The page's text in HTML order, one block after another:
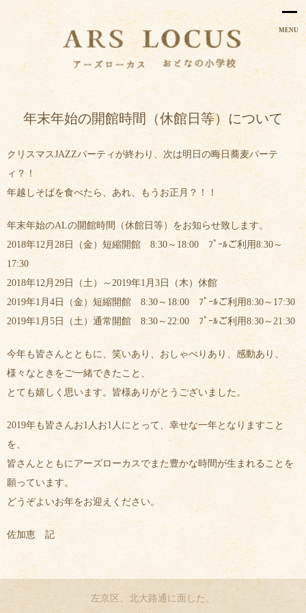
MENU
年末年始の開館時間（休館日等）について
クリスマスJAZZパーティが終わり、次は明日の晦日蕎麦パーテ
ィ？！
年越しそばを食べたら、あれ、もうお正月？！！
年末年始のALの開館時間（休館日等）をお知らせ致します。
2018年12月28日（金）短縮開館 8:30～18:00 ﾌﾟｰﾙご利用8:30～
17:30
2018年12月29日（土）～2019年1月3日（木）休館
2019年1月4日（金）短縮開館 8:30～18:00 ﾌﾟｰﾙご利用8:30～17:30
2019年1月5日（土）通常開館 8:30～22:00 ﾌﾟｰﾙご利用8:30～21:30
今年も皆さんとともに、笑いあり、おしゃべりあり、感動あり、
様々なときをご一緒できたこと、
とても嬉しく思います。皆様ありがとうございました。
2019年も皆さんお1人お1人にとって、幸せな一年となりますこと
を、
皆さんとともにアーズローカスでまた豊かな時間が生まれることを
願っています。
どうぞよいお年をお迎えください。
佐加恵 記
左京区、北大路通に面した、